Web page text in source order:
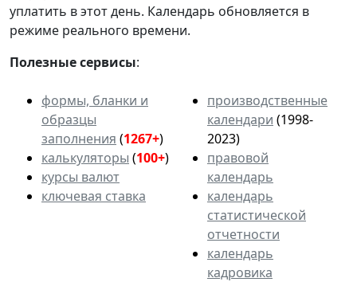
уплатить в этот день. Календарь обновляется в
режиме реального времени.
Полезные сервисы:
формы, бланки и
образцы
заполнения (1267+)
калькуляторы (100+)
курсы валют
ключевая ставка
производственные
календари (1998-
2023)
правовой
календарь
календарь
статистической
отчетности
календарь
кадровика